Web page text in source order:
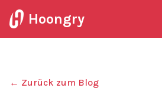
Hoongry
← Zurück zum Blog